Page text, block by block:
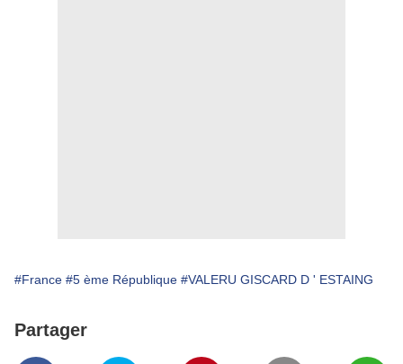
#France #5 ème République #VALERU GISCARD D ' ESTAING
Partager